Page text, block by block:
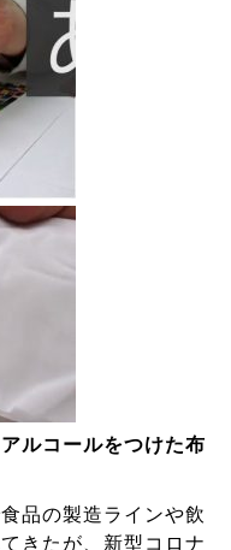
ルコールをつけた布
品の製造ラインや飲
きたが、新型コロナ